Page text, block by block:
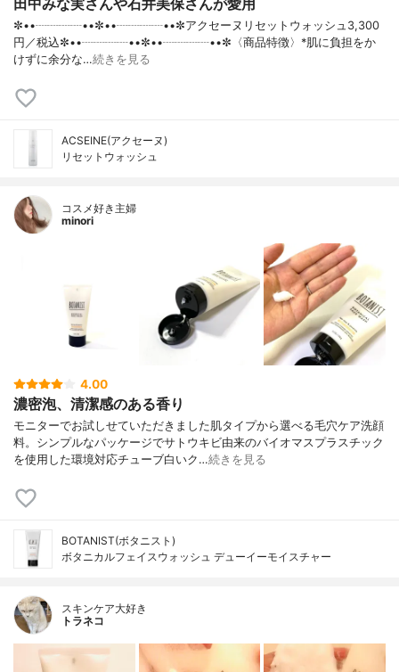
✼••┈┈┈┈••✼••┈┈┈┈••✼アクセーヌリセットウォッシュ3,300
円／税込✼••┈┈┈┈••✼••┈┈┈┈••✼〈商品特徴〉*肌に負担をか
けずに余分な…続きを見る
ACSEINE(アクセーヌ)
リセットウォッシュ
コスメ好き主婦
minori
4.00
濃密泡、清潔感のある香り
モニターでお試しせていただきました肌タイプから選べる毛穴ケア洗顔
料。シンプルなパッケージでサトウキビ由来のバイオマスプラスチック
を使用した環境対応チューブ白いク…続きを見る
BOTANIST(ボタニスト)
ボタニカルフェイスウォッシュ デューイーモイスチャー
スキンケア大好き
トラネコ